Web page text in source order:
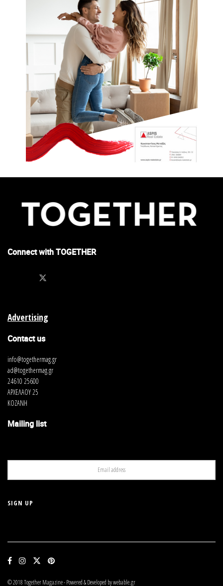
Connect with TOGETHER
Advertising
Contact us
info@togethermag.gr
ad@togethermag.gr
24610 25600
ΑΡΧΕΛΑΟΥ 25
ΚΟΖΑΝΗ
Mailing list
© 2018 Together Magazine - Powered & Developed by webable.gr